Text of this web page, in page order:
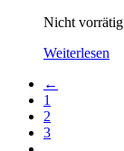
Nicht vorrätig
Weiterlesen
←
1
2
3